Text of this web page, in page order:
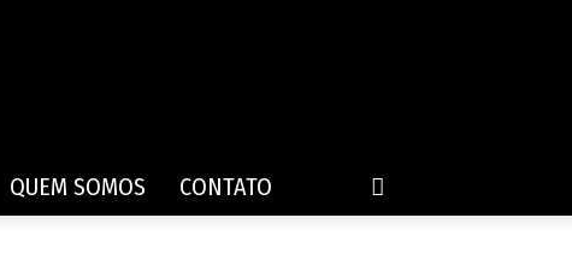
QUEM SOMOS CONTATO